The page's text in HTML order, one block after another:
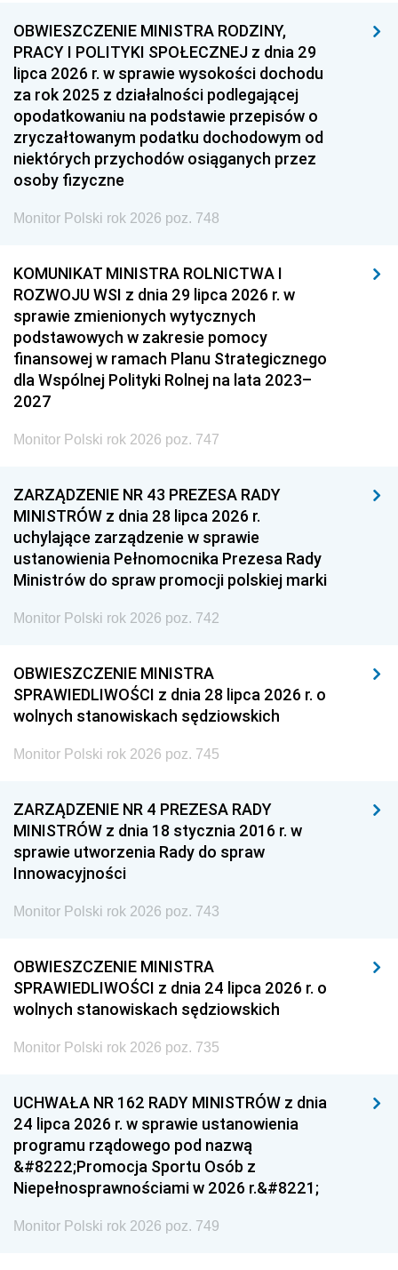
OBWIESZCZENIE MINISTRA RODZINY,
PRACY I POLITYKI SPOŁECZNEJ z dnia 29
lipca 2026 r. w sprawie wysokości dochodu
za rok 2025 z działalności podlegającej
opodatkowaniu na podstawie przepisów o
zryczałtowanym podatku dochodowym od
niektórych przychodów osiąganych przez
osoby fizyczne
Monitor Polski rok 2026 poz. 748
KOMUNIKAT MINISTRA ROLNICTWA I
ROZWOJU WSI z dnia 29 lipca 2026 r. w
sprawie zmienionych wytycznych
podstawowych w zakresie pomocy
finansowej w ramach Planu Strategicznego
dla Wspólnej Polityki Rolnej na lata 2023–
2027
Monitor Polski rok 2026 poz. 747
ZARZĄDZENIE NR 43 PREZESA RADY
MINISTRÓW z dnia 28 lipca 2026 r.
uchylające zarządzenie w sprawie
ustanowienia Pełnomocnika Prezesa Rady
Ministrów do spraw promocji polskiej marki
Monitor Polski rok 2026 poz. 742
OBWIESZCZENIE MINISTRA
SPRAWIEDLIWOŚCI z dnia 28 lipca 2026 r. o
wolnych stanowiskach sędziowskich
Monitor Polski rok 2026 poz. 745
ZARZĄDZENIE NR 4 PREZESA RADY
MINISTRÓW z dnia 18 stycznia 2016 r. w
sprawie utworzenia Rady do spraw
Innowacyjności
Monitor Polski rok 2026 poz. 743
OBWIESZCZENIE MINISTRA
SPRAWIEDLIWOŚCI z dnia 24 lipca 2026 r. o
wolnych stanowiskach sędziowskich
Monitor Polski rok 2026 poz. 735
UCHWAŁA NR 162 RADY MINISTRÓW z dnia
24 lipca 2026 r. w sprawie ustanowienia
programu rządowego pod nazwą
&#8222;Promocja Sportu Osób z
Niepełnosprawnościami w 2026 r.&#8221;
Monitor Polski rok 2026 poz. 749